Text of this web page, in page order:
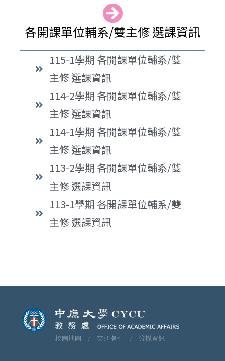
各開課單位輔系/雙主修 選課資訊
115-1學期 各開課單位輔系/雙
主修 選課資訊
114-2學期 各開課單位輔系/雙
主修 選課資訊
114-1學期 各開課單位輔系/雙
主修 選課資訊
113-2學期 各開課單位輔系/雙
主修 選課資訊
113-1學期 各開課單位輔系/雙
主修 選課資訊
校園地圖 / 交通指引 / 分機資訊